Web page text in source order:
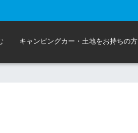
キャンピングカー・土地をお持ちの方